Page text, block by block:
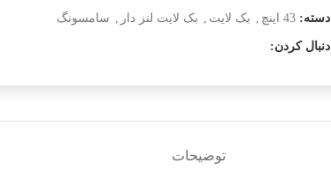
دسته: 43 اینچ , بک لایت , بک لایت لنز دار , سامسونگ
دنبال کردن:
توضیحات